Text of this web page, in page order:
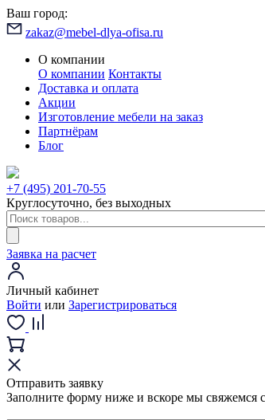
Ваш город:
zakaz@mebel-dlya-ofisa.ru
О компании
О компании Контакты
Доставка и оплата
Акции
Изготовление мебели на заказ
Партнёрам
Блог
+7 (495) 201-70-55
Круглосуточно, без выходных
Заявка на расчет
Личный кабинет
Войти или Зарегистрироваться
Отправить заявку
Заполните форму ниже и вскоре мы свяжемся